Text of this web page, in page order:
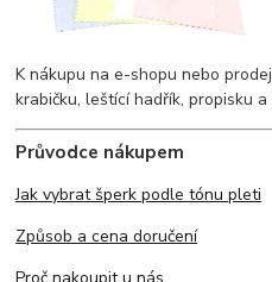
K nákupu na e-shopu nebo
krabičku, leštící hadřík, propisku
Průvodce nákupem
Jak vybrat šperk podle tónu pleti
Způsob a cena doručení